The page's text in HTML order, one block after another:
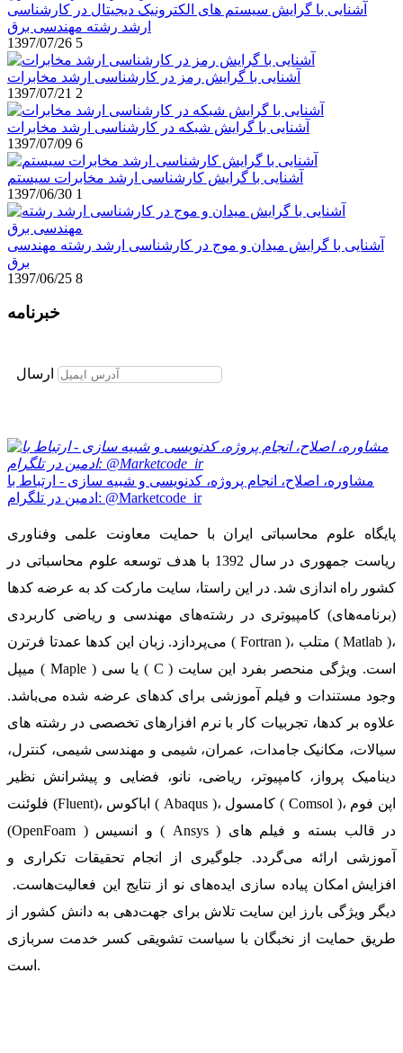
آشنایی با گرایش سیستم های الکترونیک دیجیتال در کارشناسی
ارشد رشته مهندسی برق
1397/07/26 5
آشنایی با گرایش رمز در کارشناسی ارشد مخابرات
1397/07/21 2
آشنایی با گرایش شبکه در کارشناسی ارشد مخابرات
1397/07/09 6
آشنایی با گرایش کارشناسی ارشد مخابرات سیستم
1397/06/30 1
آشنایی با گرایش میدان و موج در کارشناسی ارشد رشته مهندسی
برق
1397/06/25 8
خبرنامه
ارسال
مشاوره، اصلاح، انجام پروژه، کدنویسی و شبیه سازی - ارتباط با
ادمین در تلگرام: @Marketcode_ir
پایگاه علوم محاسباتی ایران با حمایت معاونت علمی وفناوری
ریاست جمهوری در سال 1392 با هدف توسعه علوم محاسباتی در
کشور راه اندازی شد. در این راستا، سایت مارکت کد به عرضه کدها
(برنامه‌های) کامپیوتری در رشته‌های مهندسی و ریاضی کاربردی
می‌پردازد. زبان این کدها عمدتا فرترن ( Fortran )، متلب ( Matlab )،
میپل ( Maple ) یا سی ( C ) است. ویژگی منحصر بفرد این سایت
وجود مستندات و فیلم آموزشی برای کدهای عرضه شده می‌باشد.
علاوه بر کدها، تجربیات کار با نرم افزارهای تخصصی در رشته های
سیالات، مکانیک جامدات، عمران، شیمی و مهندسی شیمی، کنترل،
دینامیک پرواز، کامپیوتر، ریاضی، نانو، فضایی و پیشرانش نظیر
فلوئنت (Fluent)، اباکوس ( Abaqus )، کامسول ( Comsol )، اپن فوم
(OpenFoam ) و انسیس ( Ansys ) در قالب بسته‌ و فیلم های
آموزشی ارائه می‌گردد. جلوگیری از انجام تحقیقات تکراری و
افزایش امکان پیاده سازی ایده‌های نو از نتایج این فعالیت‌هاست.
دیگر ویژگی بارز این سایت تلاش برای جهت‌دهی به دانش کشور از
طریق حمایت از نخبگان با سیاست تشویقی کسر خدمت سربازی
است.